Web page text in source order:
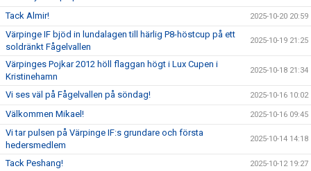
Tack Almir! 2025-10-20 20:59
Värpinge IF bjöd in lundalagen till härlig P8-höstcup på ett
soldränkt Fågelvallen
2025-10-19 21:25
Värpinges Pojkar 2012 höll flaggan högt i Lux Cupen i
Kristinehamn
2025-10-18 21:34
Vi ses väl på Fågelvallen på söndag! 2025-10-16 10:02
Välkommen Mikael! 2025-10-16 09:45
Vi tar pulsen på Värpinge IF:s grundare och första
hedersmedlem
2025-10-14 14:18
Tack Peshang! 2025-10-12 19:27